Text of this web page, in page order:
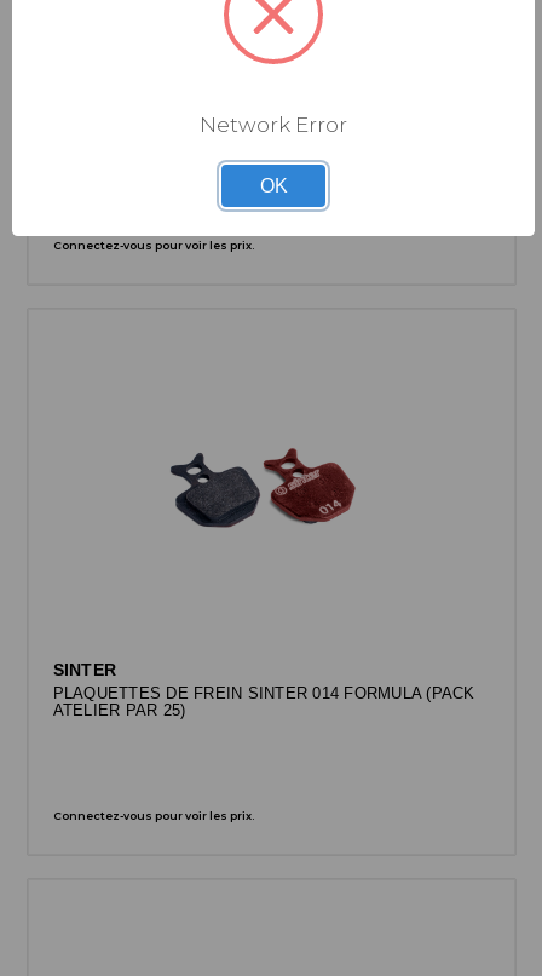
PLAQUETTES DE FREIN SINTER 015 ZOOM (PACK
Connectez-vous pour voir les prix.
SINTER
PLAQUETTES DE FREIN SINTER 014 FORMULA (PACK
ATELIER PAR 25)
Connectez-vous pour voir les prix.
Network Error
OK